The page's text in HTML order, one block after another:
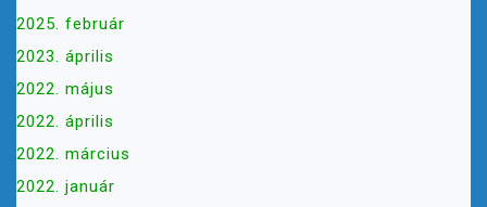
I
Ó
2025. február
2023. április
2022. május
2022. április
2022. március
2022. január